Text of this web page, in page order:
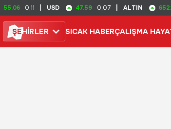
55.06 0,11 USD 47.59 0,07 ALTIN
ŞEHİRLER SICAK HABERÇALIŞMA